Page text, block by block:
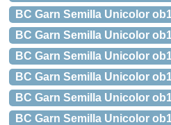
BC Garn Semilla Unicolor
BC Garn Semilla Unicolor
BC Garn Semilla Unicolor
BC Garn Semilla Unicolor
BC Garn Semilla Unicolor
BC Garn Semilla Unicolor